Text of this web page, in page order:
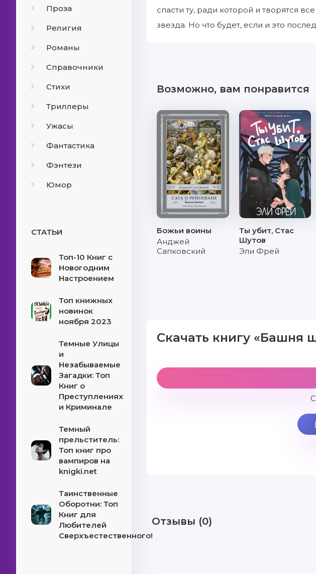
Проза
Религия
Романы
Справочники
Стихи
Триллеры
Ужасы
Фантастика
Фэнтези
Юмор
СТАТЬИ
Топ-10 Книг с
Новогодним
Настроением
Топ книжных
новинок
ноября 2023
Темные Улицы
и
Незабываемые
Загадки: Топ
Книг о
Преступлениях
и Криминале
Темный
прельститель:
Топ книг про
вампиров на
knigki.net
Таинственные
Оборотни: Топ
Книг для
Любителей
Сверхъестественного!
спасти ту, ради которой и творятся
звезда. Но что будет, если и это
Возможно, вам понравится
Божьи воины
Анджей
Сапковский
Ты убит, Стас
Шутов
Эли Фрей
Скачать книгу «Башня
Отзывы (0)